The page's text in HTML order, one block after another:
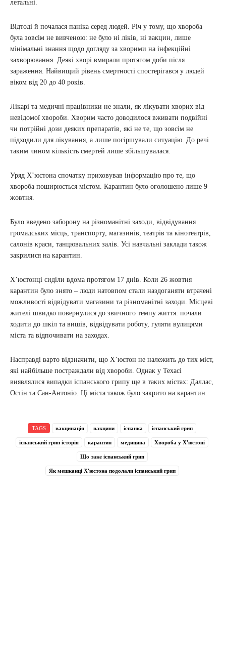
летальні.
Відтоді й почалася паніка серед людей. Річ у тому, що хвороба
була зовсім не вивченою: не було ні ліків, ні вакцин, лише
мінімальні знання щодо догляду за хворими на інфекційні
захворювання. Деякі хворі вмирали протягом доби після
зараження. Найвищий рівень смертності спостерігався у людей
віком від 20 до 40 років.
Лікарі та медичні працівники не знали, як лікувати хворих від
невідомої хвороби. Хворим часто доводилося вживати подвійні
чи потрійні дози деяких препаратів, які не те, що зовсім не
підходили для лікування, а лише погіршували ситуацію. До речі
таким чином кількість смертей лише збільшувалася.
Уряд Х’юстона спочатку приховував інформацію про те, що
хвороба поширюється містом. Карантин було оголошено лише 9
жовтня.
Було введено заборону на різноманітні заходи, відвідування
громадських місць, транспорту, магазинів, театрів та кінотеатрів,
салонів краси, танцювальних залів. Усі навчальні заклади також
закрилися на карантин.
Х’юстонці сиділи вдома протягом 17 днів. Коли 26 жовтня
карантин було знято – люди натовпом стали наздоганяти втрачені
можливості відвідувати магазини та різноманітні заходи. Місцеві
жителі швидко повернулися до звичного темпу життя: почали
ходити до шкіл та вишів, відвідувати роботу, гуляти вулицями
міста та відпочивати на заходах.
Насправді варто відзначити, що Х’юстон не належить до тих міст,
які найбільше постраждали від хвороби. Однак у Техасі
виявлялися випадки іспанського грипу ще в таких містах: Даллас,
Остін та Сан-Антоніо. Ці міста також було закрито на карантин.
TAGS вакцинація вакцини іспанка іспанський грип
іспанський грип історія карантин медицина Хвороба у Х'юстоні
Що таке іспанський грип
Як мешканці Х'юстона подолали іспанський грип